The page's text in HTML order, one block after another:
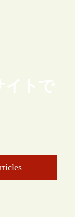
イトで